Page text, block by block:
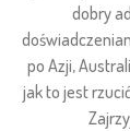
dobry
po Azji,
jak to jest